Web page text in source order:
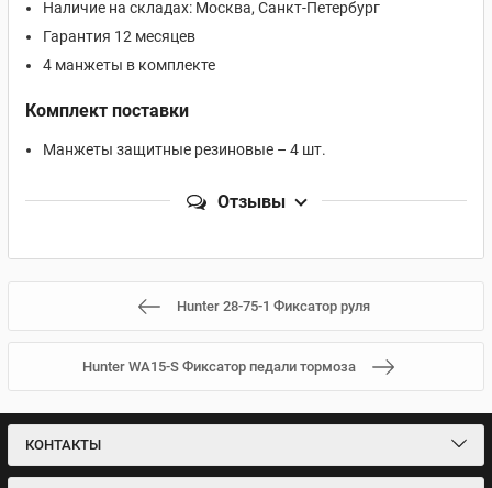
Наличие на складах: Москва, Санкт-Петербург
Гарантия 12 месяцев
4 манжеты в комплекте
Комплект поставки
Манжеты защитные резиновые – 4 шт.
Отзывы
Hunter 28-75-1 Фиксатор руля
Hunter WA15-S Фиксатор педали тормоза
КОНТАКТЫ